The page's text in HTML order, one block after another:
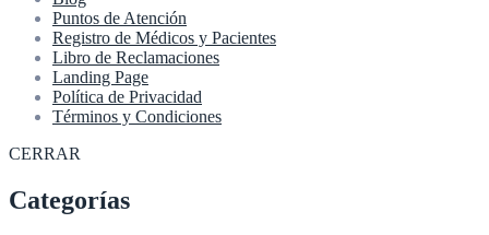
Puntos de Atención
Registro de Médicos y Pacientes
Libro de Reclamaciones
Landing Page
Política de Privacidad
Términos y Condiciones
CERRAR
Categorías